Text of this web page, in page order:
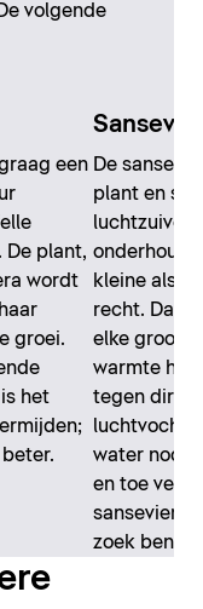
volgende
een
De plant,
wordt
groei.
het
De
plant en
kleine als
recht.
elke
warmte
tegen
water
en toe
sansevieria
zoek bent